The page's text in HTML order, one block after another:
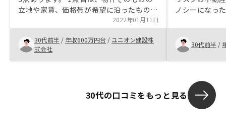
立地や家賃、価格帯が希望に沿ったものだ
ったことです。特に立地は不動産投資をお
こなうなかで私は重要視しているため、駅
からの近さや路線価値などを調べて、納得
のうえで購入できました。 2点目は、購入
後のサポートの充実です。設備保証が充実
ました。 3点目は、担当者の信頼です。分
2022年01月11日
30代前半 / 年収600万円台 / ユニオン建設株
式会社
ノシーになっ
る価格帯だっ
が、ハイリス
社も調べたが
を比較してリ
30代前半 /
30代の口コミをもっと見る